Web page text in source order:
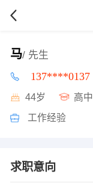
马/ 先生
137****0137
44岁 高中
工作经验
求职意向